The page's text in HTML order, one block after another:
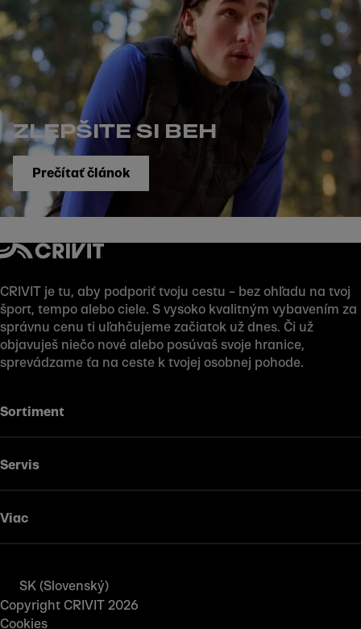
ZLEPŠITE SI BEH
Prečítať článok
CRIVIT je tu, aby podporiť tvoju cestu – bez ohľadu na tvoj
šport, tempo alebo ciele. S vysoko kvalitným vybavením za
správnu cenu ti uľahčujeme začiatok už dnes. Či už
objavuješ niečo nové alebo posúvaš svoje hranice,
sprevádzame ťa na ceste k tvojej osobnej pohode.
Sortiment
Servis
Viac
SK (Slovenský)
Copyright CRIVIT 2026
Cookies